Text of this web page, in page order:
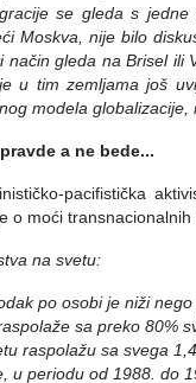
se gleda s
Moskva, nije bilo
način gleda na Brisel ili
u tim zemljama još
modela globalizacije,
a ne bede...
pacifistička
o moći
na svetu:
po osobi je niži
sa preko 80%
raspolažu sa svega
u periodu od 1988. do